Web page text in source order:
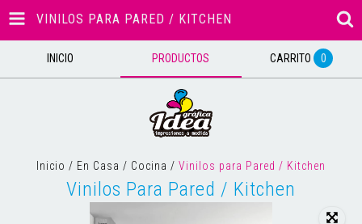
VINILOS PARA PARED / KITCHEN
INICIO PRODUCTOS CARRITO 0
Inicio / En Casa / Cocina / Vinilos para Pared / Kitchen
Vinilos Para Pared / Kitchen